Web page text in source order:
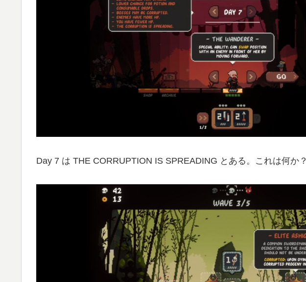
Day 7 は THE CORRUPTION IS SPREADING とある。これは何か？